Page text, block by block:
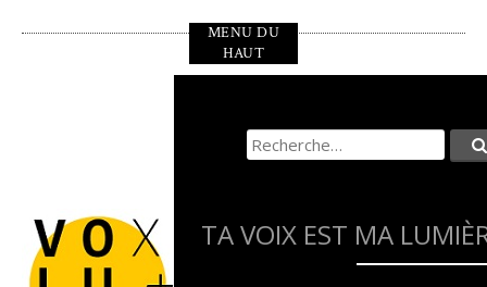
MENU DU
HAUT
Recherche
pour
TA VOIX EST MA